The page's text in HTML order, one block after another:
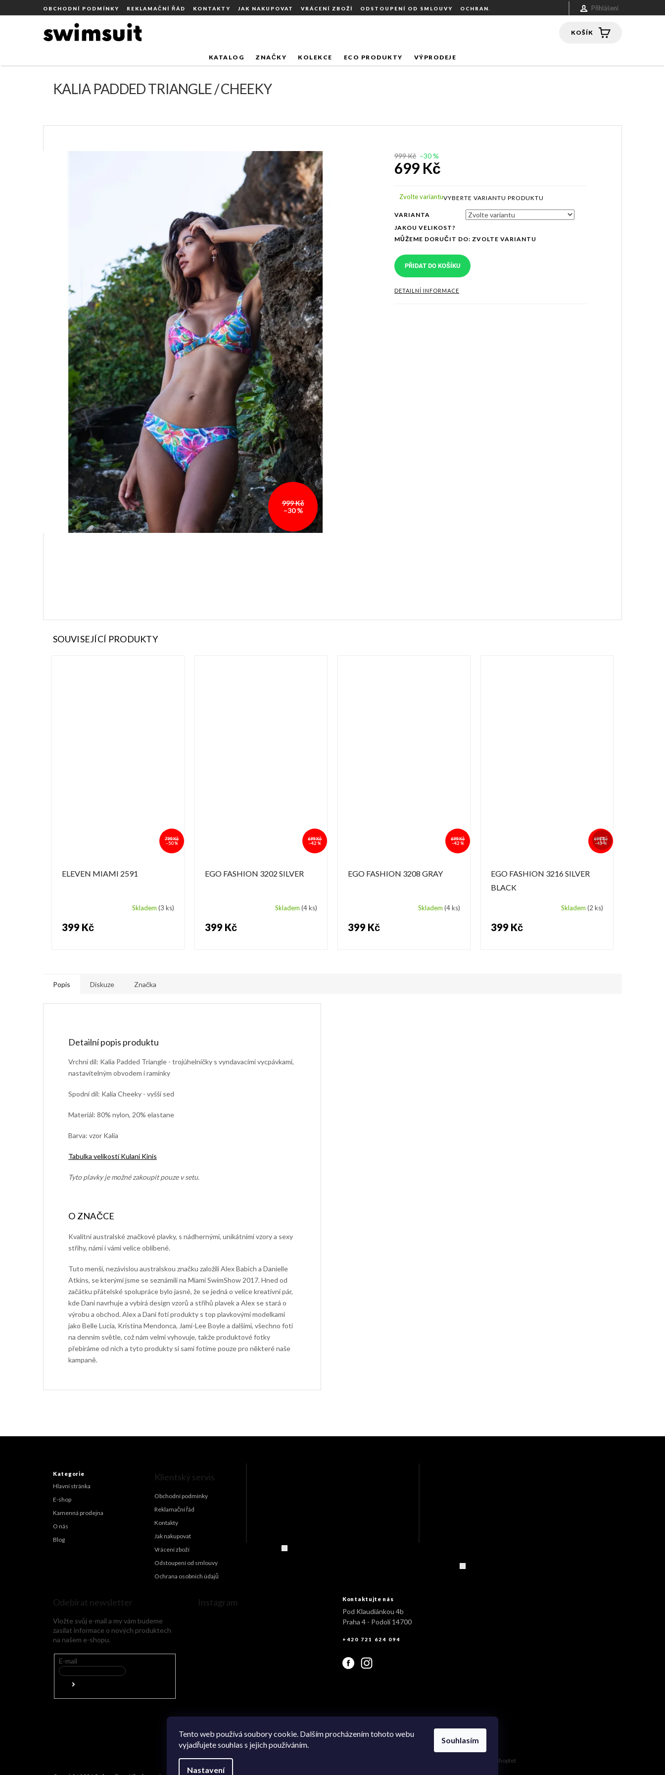
Tento web používá soubory cookie. Dalším procházením tohoto webu
vyjadřujete souhlas s jejich používáním.
Nastavení
Souhlasím
na
OBCHODNÍ PODMÍNKY REKLAMAČNÍ ŘÁD KONTAKTY JAK NAKUPOVAT VRÁCENÍ ZBOŽÍ ODSTOUPENÍ OD SMLOUVY OCHRANA OSOBNÍCH ÚDAJŮ Přihlášení
NÁKUPNÍ
KATALOG ZNAČKY KOLEKCE ECO PRODUKTY VÝPRODEJE
DOMŮ TYP PLAVEK DÁMSKÉ KALIA PADDED TRIANGLE / CHEEKY
KALIA PADDED TRIANGLE / CHEEKY
999 Kč
–30 %
999 Kč –30 %
699 Kč
cena:
Zvolte variantu
VARIANTA
JAKOU VELIKOST?
MŮŽEME DORUČIT DO: ZVOLTE VARIANTU
PŘIDAT DO KOŠÍKU
DETAILNÍ INFORMACE
SOUVISEJÍCÍ PRODUKTY
799 Kč
–50 %
ELEVEN MIAMI 2591
Skladem (3 ks)
399 Kč
699 Kč
–42 %
EGO FASHION 3202 SILVER
Skladem (4 ks)
399 Kč
699 Kč
–42 %
EGO FASHION 3208 GRAY
Skladem (4 ks)
399 Kč
699 Kč
–42 %
EGO FASHION 3216 SILVER
BLACK
Skladem (2 ks)
399 Kč
Další
produkt
Popis Diskuze Značka
Detailní popis produktu
Vrchní díl: Kalia Padded Triangle - trojúhelníčky s vyndavacími vycpávkami,
nastavitelným obvodem i ramínky
Spodní díl: Kalia Cheeky - vyšší sed
Materiál: 80% nylon, 20% elastane
Barva: vzor Kalia
Tabulka velikostí Kulani Kinis
Tyto plavky je možné zakoupit pouze v setu.
Kvalitní australské značkové plavky, s nádhernými, unikátními vzory a sexy
střihy, námi i vámi velice oblíbené.
Tuto menší, nezávislou australskou značku založili Alex Babich a Danielle
Atkins, se kterými jsme se seznámili na Miami SwimShow 2017. Hned od
začátku přátelské spolupráce bylo jasné, že se jedná o velice kreativní pár,
kde Dani navrhuje a vybírá design vzorů a střihů plavek a Alex se stará o
výrobu a obchod. Alex a Dani fotí produkty s top plavkovými modelkami
jako Belle Lucia, Kristina Mendonca, Jami-Lee Boyle a dalšími, všechno fotí
na denním světle, což nám velmi vyhovuje, takže produktové fotky
přebíráme od nich a tyto produkty si sami fotíme pouze pro některé naše
kampaně.
Kategorie
Hlavní stránka
E-shop
Kamenná prodejna
O nás
Blog
Klientský servis
Obchodní podmínky
Reklamační řád
Kontakty
Jak nakupovat
Vrácení zboží
Odstoupení od smlouvy
Ochrana osobních údajů
Odebírat newsletter
Vložte svůj e-mail a my vám budeme
zasílat informace o nových produktech
na našem e-shopu.
E-mail
Instagram Kontaktujte nás
Pod Klaudiánkou 4b
Praha 4 - Podolí 14700
+420 721 624 094
Vytvořil Shoptet